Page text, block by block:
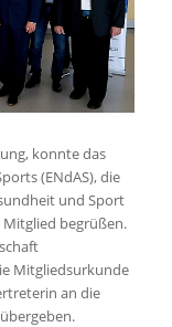
konnte das
(ENdAS), die
und Sport
Mitglied begrüßen.
Mitgliedsurkunde
an die